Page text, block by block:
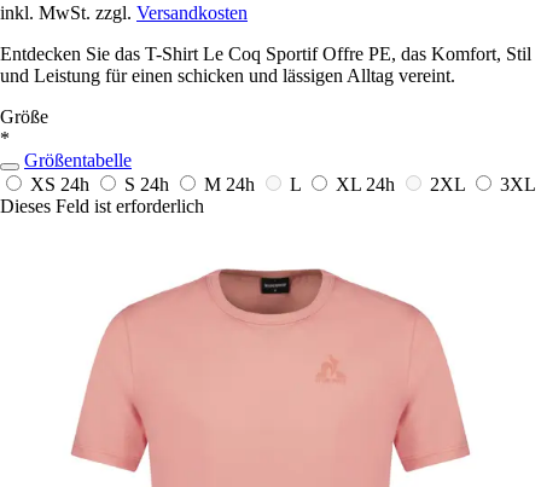
inkl. MwSt. zzgl. Versandkosten
Entdecken Sie das T-Shirt Le Coq Sportif Offre PE, das Komfort, Stil
und Leistung für einen schicken und lässigen Alltag vereint.
Größe
*
Größentabelle
XS 24h S 24h M 24h L XL 24h 2XL
3XL
Dieses Feld ist erforderlich